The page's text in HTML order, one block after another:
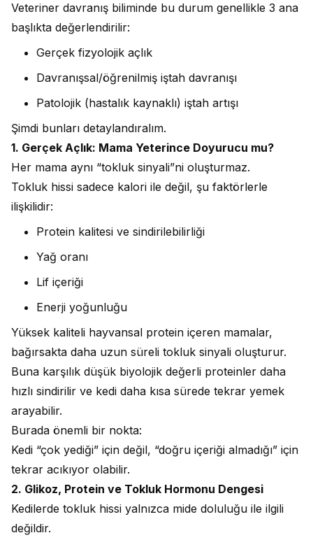
Veteriner davranış biliminde bu durum genellikle 3 ana
başlıkta değerlendirilir:
Gerçek fizyolojik açlık
Davranışsal/öğrenilmiş iştah davranışı
Patolojik (hastalık kaynaklı) iştah artışı
Şimdi bunları detaylandıralım.
1. Gerçek Açlık: Mama Yeterince Doyurucu mu?
Her mama aynı “tokluk sinyali”ni oluşturmaz.
Tokluk hissi sadece kalori ile değil, şu faktörlerle
ilişkilidir:
Protein kalitesi ve sindirilebilirliği
Yağ oranı
Lif içeriği
Enerji yoğunluğu
Yüksek kaliteli hayvansal protein içeren mamalar,
bağırsakta daha uzun süreli tokluk sinyali oluşturur.
Buna karşılık düşük biyolojik değerli proteinler daha
hızlı sindirilir ve kedi daha kısa sürede tekrar yemek
arayabilir.
Burada önemli bir nokta:
Kedi “çok yediği” için değil, “doğru içeriği almadığı” için
tekrar acıkıyor olabilir.
2. Glikoz, Protein ve Tokluk Hormonu Dengesi
Kedilerde tokluk hissi yalnızca mide doluluğu ile ilgili
değildir.